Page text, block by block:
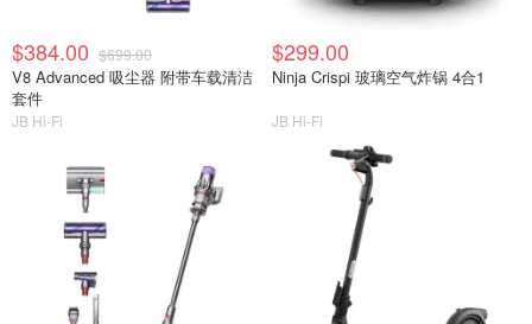
$384.00 $699.00
V8 Advanced 吸尘器 附带车载清洁
套件
JB Hi-Fi
$299.00
Ninja Crispi 玻璃空气炸锅 4合1
JB Hi-Fi